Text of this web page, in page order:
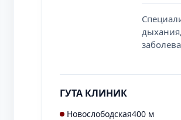
ГУТА КЛИНИК
Новослободская400 м